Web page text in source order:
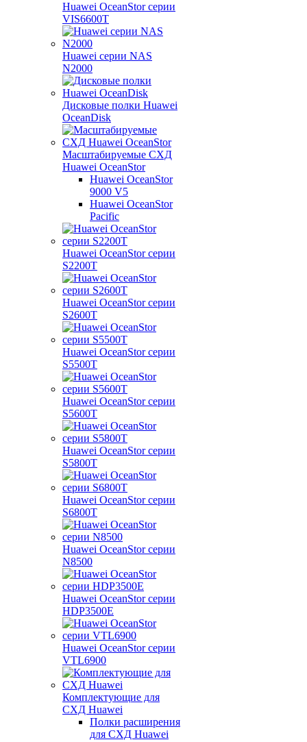
Huawei OceanStor серии
VIS6600T
Huawei серии NAS
N2000
Дисковые полки Huawei
OceanDisk
Масштабируемые СХД
Huawei OceanStor
Huawei OceanStor
9000 V5
Huawei OceanStor
Pacific
Huawei OceanStor серии
S2200T
Huawei OceanStor серии
S2600T
Huawei OceanStor серии
S5500T
Huawei OceanStor серии
S5600T
Huawei OceanStor серии
S5800T
Huawei OceanStor серии
S6800T
Huawei OceanStor серии
N8500
Huawei OceanStor серии
HDP3500E
Huawei OceanStor серии
VTL6900
Комплектующие для
СХД Huawei
Полки расширения
для СХД Huawei